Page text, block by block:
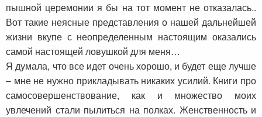
пышной церемонии я бы на тот момент не отказалась..
Вот такие неясные представления о нашей дальнейшей
жизни вкупе с неопределенным настоящим оказались
самой настоящей ловушкой для меня…
Я думала, что все идет очень хорошо, и будет еще лучше
– мне не нужно прикладывать никаких усилий. Книги про
самосовершенствование, как и множество моих
увлечений стали пылиться на полках. Женственность и